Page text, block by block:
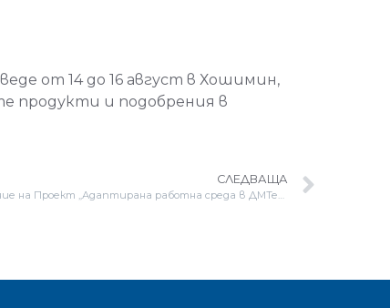
от 14 до 16 август в Хошимин,
продукти и подобрения в
СЛЕДВАЩА
ДМТех ЕООД сключи договор за изпълнение на Проект „Адаптирана работна среда в ДМТех ЕООД“